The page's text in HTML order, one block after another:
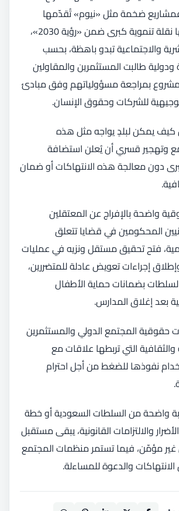
ضخمة مثل «نيوم» تُقدّمها
السلطات على أنها نقلة تنموية كبرى ضمن «رؤية 2030»،
والاجتماعية تبدو باهظة، بحسب
طالبت المستثمرين والمقاولين
بمراجعة مسؤولياتهم وفق مبادئ
للشركات وحقوق الإنسان.
كيف يمكن لبلدٍ يواجه مثل هذه
وتهجير قسري أن يُعلن استضافة
دون معالجة هذه الانتهاكات أو ضمان
واضحة بالإفراج عن المعتقلين
المحكومين في قضايا تتعلق
فتح تحقيق مستقل ونزيه في عمليات
إجراءات تعويض عادلة للمتضررين،
بضمانات حماية الأطفال
بعد إغلاق المدارس.
المجتمع الدولي والمستثمرين
والثقافية التي تربطها علاقات مع
نفوذها للضغط من أجل احترام
واضحة من السلطات السعودية أو خطة
والالتزامات القانونية، يبقى مستقبل
غير مؤمّن، فيما تستمر منظمات المجتمع
والدعوة للمساءلة.